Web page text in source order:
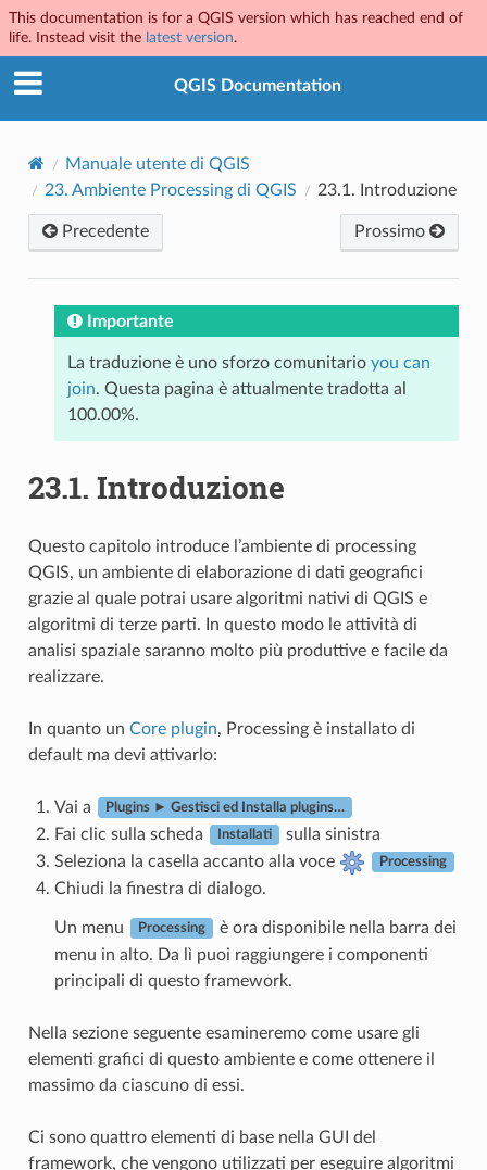
This documentation is for a QGIS version which has reached end of
life. Instead visit the latest version.
QGIS Documentation
Manuale utente di QGIS
23. Ambiente Processing di QGIS 23.1. Introduzione
Precedente Prossimo
Importante
La traduzione è uno sforzo comunitario you can
join. Questa pagina è attualmente tradotta al
100.00%.
23.1. Introduzione
Questo capitolo introduce l’ambiente di processing
QGIS, un ambiente di elaborazione di dati geografici
grazie al quale potrai usare algoritmi nativi di QGIS e
algoritmi di terze parti. In questo modo le attività di
analisi spaziale saranno molto più produttive e facile da
realizzare.
In quanto un Core plugin, Processing è installato di
default ma devi attivarlo:
Vai a Plugins ► Gestisci ed Installa plugins…
Fai clic sulla scheda Installati
sulla sinistra
Seleziona la casella accanto alla voce
Processing
Chiudi la finestra di dialogo.
Un menu Processing
è ora disponibile nella barra dei
menu in alto. Da lì puoi raggiungere i componenti
principali di questo framework.
Nella sezione seguente esamineremo come usare gli
elementi grafici di questo ambiente e come ottenere il
massimo da ciascuno di essi.
Ci sono quattro elementi di base nella GUI del
framework, che vengono utilizzati per eseguire algoritmi